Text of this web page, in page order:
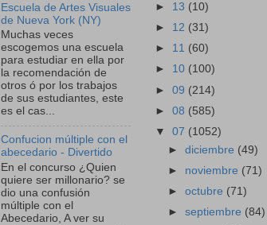
Escuela de Artes Visuales
de Nueva York (NY)
Muchas veces
escogemos una escuela
para estudiar en ella por
la recomendación de
otros ó por los trabajos
de sus estudiantes, este
es el cas...
Confucion múltiple con el
abecedario - Divertido
En el concurso ¿Quien
quiere ser millonario? se
dio una confusión
múltiple con el
Abecedario, A ver su
► 13 (10)
► 12 (31)
► 11 (60)
► 10 (100)
► 09 (214)
► 08 (585)
▼ 07 (1052)
►diciembre (49)
► noviembre (71)
►octubre (71)
►septiembre (84)